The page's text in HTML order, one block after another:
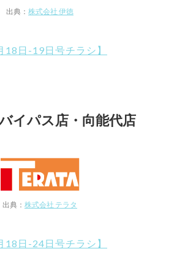
出典： 株式会社 伊徳
18日-19日号チラシ】
バイパス店・向能代店
出典： 株式会社 テラタ
18日-24日号チラシ】